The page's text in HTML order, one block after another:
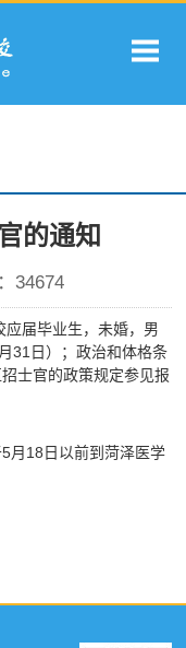
的通知
34674
届毕业生，未婚，男
31日）；政治和体格条
士官的政策规定参见报
月18日以前到菏泽医学